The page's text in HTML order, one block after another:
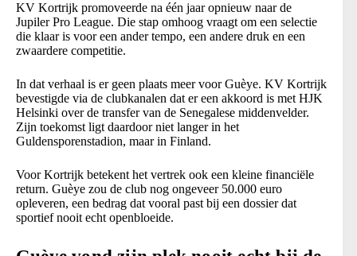
KV Kortrijk promoveerde na één jaar opnieuw naar de
Jupiler Pro League. Die stap omhoog vraagt om een selectie
die klaar is voor een ander tempo, een andere druk en een
zwaardere competitie.
In dat verhaal is er geen plaats meer voor Guèye. KV Kortrijk
bevestigde via de clubkanalen dat er een akkoord is met HJK
Helsinki over de transfer van de Senegalese middenvelder.
Zijn toekomst ligt daardoor niet langer in het
Guldensporenstadion, maar in Finland.
Voor Kortrijk betekent het vertrek ook een kleine financiële
return. Guèye zou de club nog ongeveer 50.000 euro
opleveren, een bedrag dat vooral past bij een dossier dat
sportief nooit echt openbloeide.